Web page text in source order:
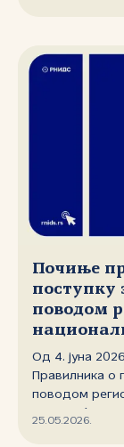
Почиње
поступку
поводом
Од 4. јуна
Правилника о
поводом
домена
25.05.2026.